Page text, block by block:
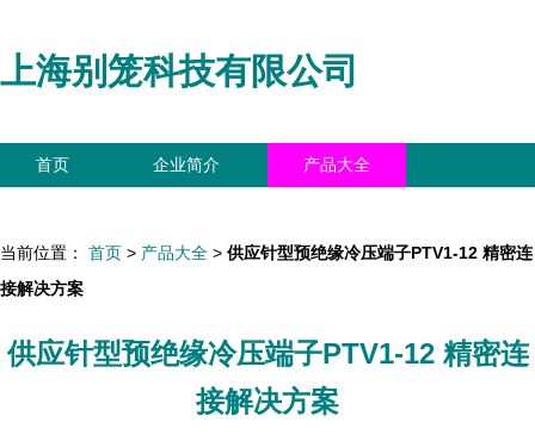
上海别笼科技有限公司
首页 企业简介 产品大全
当前位置： 首页 > 产品大全 > 供应针型预绝缘冷压端子PTV1-12 精密连
接解决方案
供应针型预绝缘冷压端子PTV1-12 精密连
接解决方案